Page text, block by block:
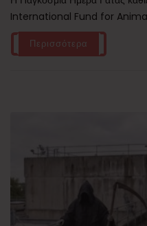
International Fund for
Περισσότερα